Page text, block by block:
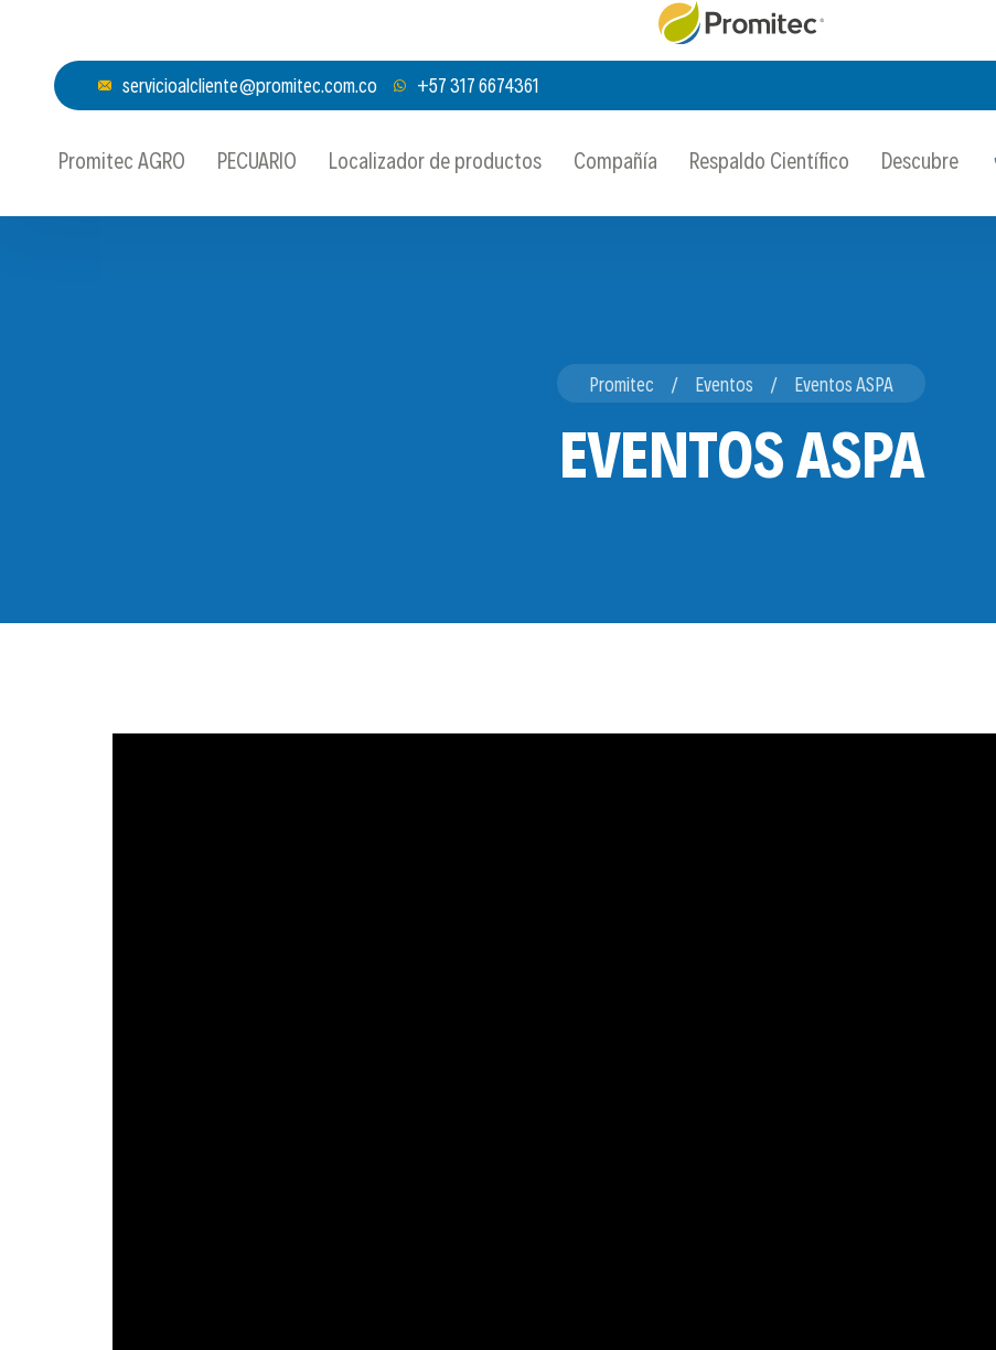
servicioalcliente@promitec.com.co +57 317 6674361
Promitec AGRO PECUARIO Localizador de productos Compañía Respaldo Científico Descubre
Promitec Eventos Eventos ASPA
EVENTOS ASPA